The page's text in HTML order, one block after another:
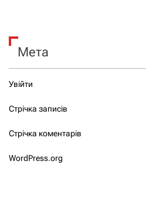
Мета
Увійти
Стрічка записів
Стрічка коментарів
WordPress.org